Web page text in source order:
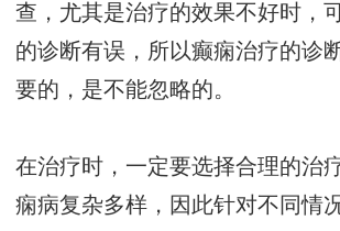
查，尤其是治疗的效果不好时，
的诊断有误，所以癫痫治疗的诊
要的，是不能忽略的。
在治疗时，一定要选择合理的治
痫病复杂多样，因此针对不同情